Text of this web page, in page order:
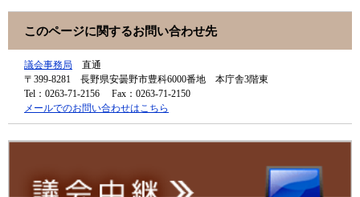
このページに関するお問い合わせ先
議会事務局
直通
〒399-8281
長野県安曇野市豊科6000番地 本庁舎3階東
Tel：0263-71-2156
Fax：0263-71-2150
メールでのお問い合わせはこちら